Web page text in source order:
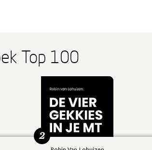
Top 100
2